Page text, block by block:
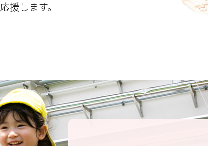
応援します。